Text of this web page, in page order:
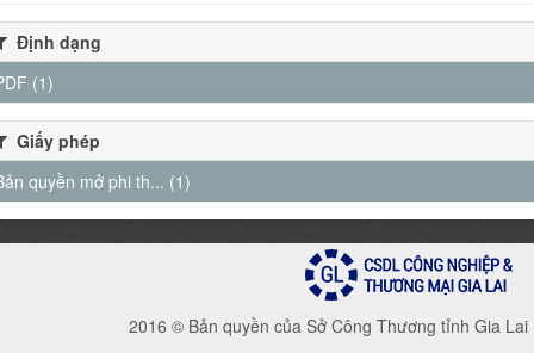
Định dạng
(1)
Giấy phép
quyền mở phi th... (1)
2016 © Bản quyền của Sở Công Thương tỉnh Gia Lai